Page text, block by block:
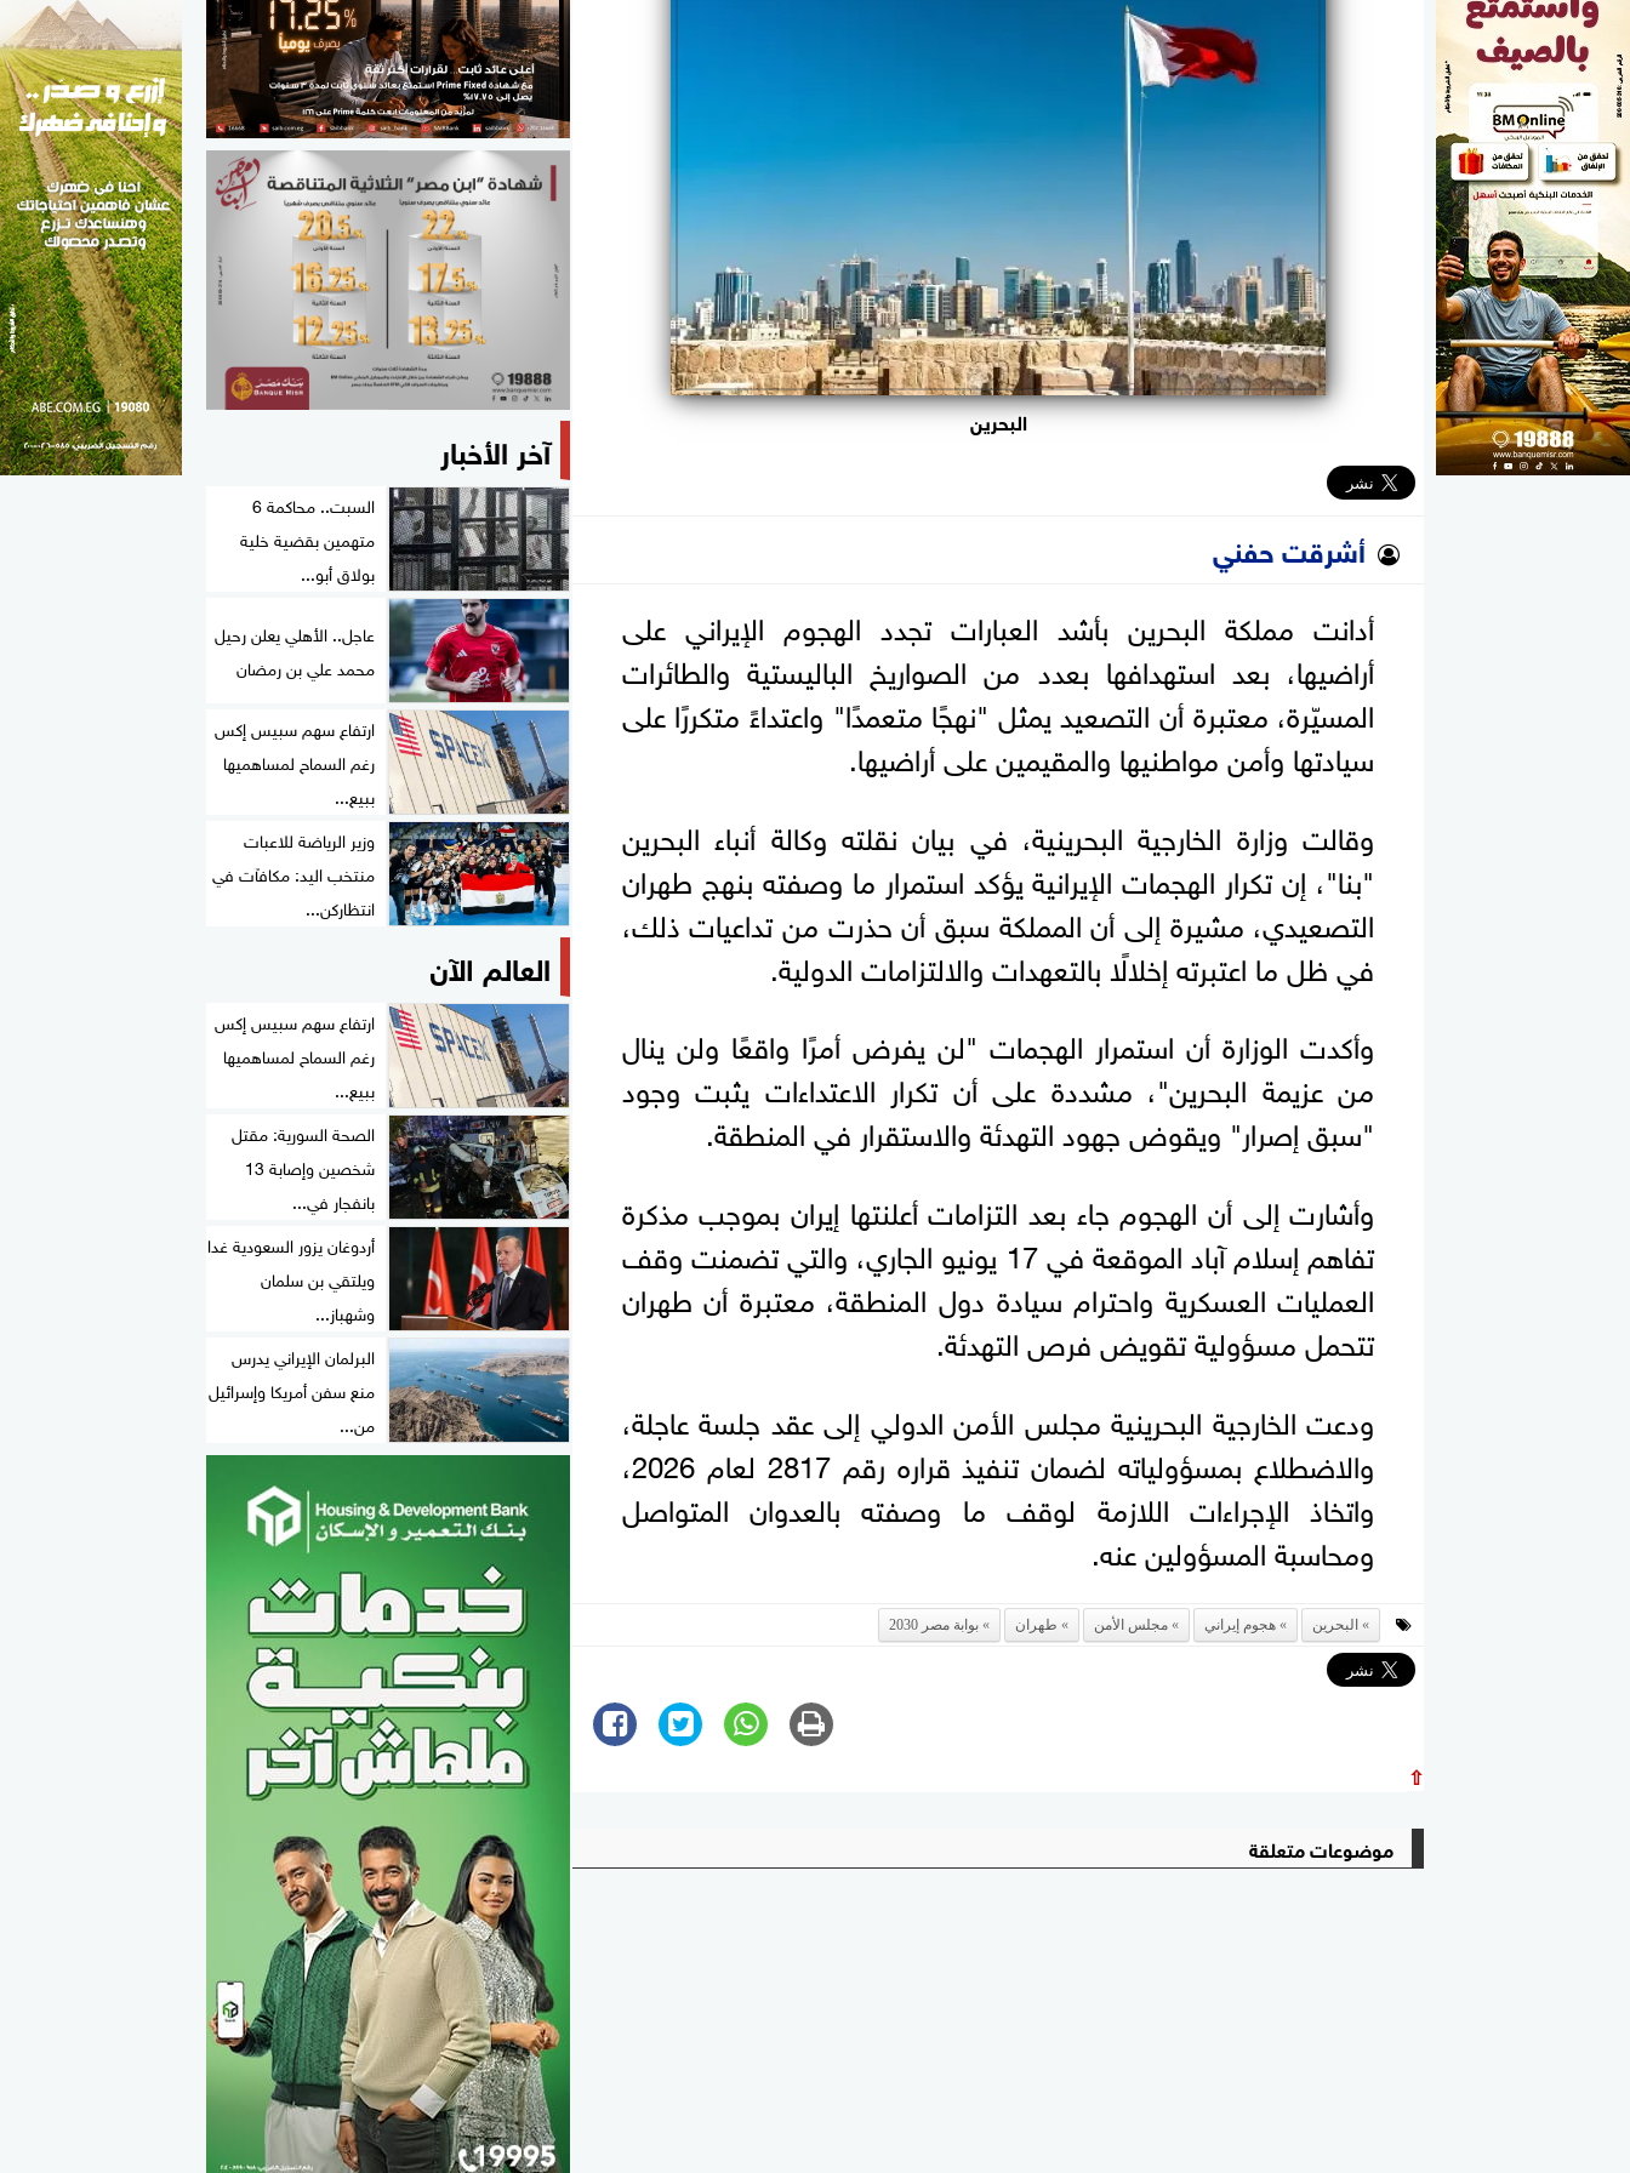
مواهب مصر
البحرين
أشرقت حفني
أدانت مملكة البحرين بأشد العبارات تجدد الهجوم الإيراني على
أراضيها، بعد استهدافها بعدد من الصواريخ الباليستية والطائرات
المسيّرة، معتبرة أن التصعيد يمثل "نهجًا متعمدًا" واعتداءً متكررًا على
سيادتها وأمن مواطنيها والمقيمين على أراضيها.
وقالت وزارة الخارجية البحرينية، في بيان نقلته وكالة أنباء البحرين
"بنا"، إن تكرار الهجمات الإيرانية يؤكد استمرار ما وصفته بنهج طهران
التصعيدي، مشيرة إلى أن المملكة سبق أن حذرت من تداعيات ذلك،
في ظل ما اعتبرته إخلالًا بالتعهدات والالتزامات الدولية.
وأكدت الوزارة أن استمرار الهجمات "لن يفرض أمرًا واقعًا ولن ينال
من عزيمة البحرين"، مشددة على أن تكرار الاعتداءات يثبت وجود
"سبق إصرار" ويقوض جهود التهدئة والاستقرار في المنطقة.
وأشارت إلى أن الهجوم جاء بعد التزامات أعلنتها إيران بموجب مذكرة
تفاهم إسلام آباد الموقعة في 17 يونيو الجاري، والتي تضمنت وقف
العمليات العسكرية واحترام سيادة دول المنطقة، معتبرة أن طهران
تتحمل مسؤولية تقويض فرص التهدئة.
ودعت الخارجية البحرينية مجلس الأمن الدولي إلى عقد جلسة عاجلة،
والاضطلاع بمسؤولياته لضمان تنفيذ قراره رقم 2817 لعام 2026،
واتخاذ الإجراءات اللازمة لوقف ما وصفته بالعدوان المتواصل
ومحاسبة المسؤولين عنه.
البحرين هجوم إيراني مجلس الأمن طهران بوابة مصر 2030
⇧
موضوعات متعلقة
آخر الأخبار
السبت.. محاكمة 6
متهمين بقضية خلية
بولاق أبو...
عاجل.. الأهلي يعلن رحيل
محمد علي بن رمضان
ارتفاع سهم سبيس إكس
رغم السماح لمساهميها
ببيع...
وزير الرياضة للاعبات
منتخب اليد: مكافآت في
انتظاركن...
العالم الآن
ارتفاع سهم سبيس إكس
رغم السماح لمساهميها
ببيع...
الصحة السورية: مقتل
شخصين وإصابة 13
بانفجار في...
أردوغان يزور السعودية غدا
ويلتقي بن سلمان
وشهباز...
البرلمان الإيراني يدرس
منع سفن أمريكا وإسرائيل
من...